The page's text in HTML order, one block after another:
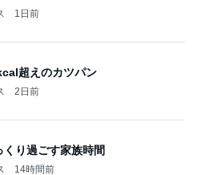
1日前
超えのカツパン
2日前
くり過ごす家族時間
14時間前